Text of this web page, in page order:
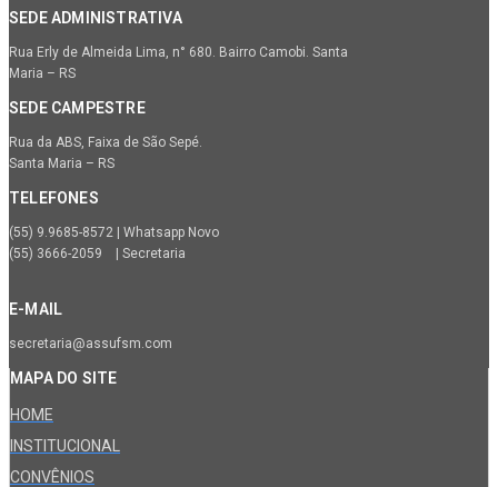
SEDE ADMINISTRATIVA
Rua Erly de Almeida Lima, n° 680. Bairro Camobi. Santa
Maria – RS
SEDE CAMPESTRE
Rua da ABS, Faixa de São Sepé.
Santa Maria – RS
TELEFONES
(55) 9.9685-8572 | Whatsapp Novo
(55) 3666-2059 | Secretaria
E-MAIL
secretaria@assufsm.com
MAPA DO SITE
HOME
INSTITUCIONAL
CONVÊNIOS